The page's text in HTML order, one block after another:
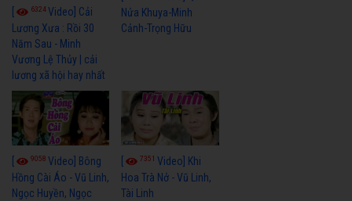
6324Video] Cải
Lương Xưa : Rồi 30
Năm Sau - Minh
Vương Lệ Thủy | cải
lương xã hội hay nhất
Nửa Khuya-Minh
Cảnh-Trọng Hữu
9058 Video] Bông
Hồng Cài Áo - Vũ Linh,
Ngọc Huyền, Ngọc
7351Video] Khi
Hoa Trà Nở - Vũ Linh,
Tài Linh